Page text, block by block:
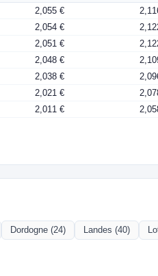
2,055 €
2,054 €
2,051 €
2,048 €
2,038 €
2,021 €
2,011 €
Dordogne (24) Landes (40)